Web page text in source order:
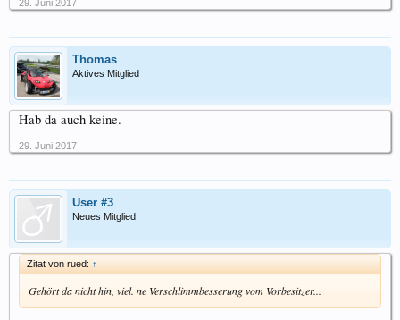
29. Juni 2017
Thomas
Aktives Mitglied
Hab da auch keine.
29. Juni 2017
User #3
Neues Mitglied
Zitat von rued: ↑
Gehört da nicht hin, viel. ne Verschlimmbesserung vom Vorbesitzer...